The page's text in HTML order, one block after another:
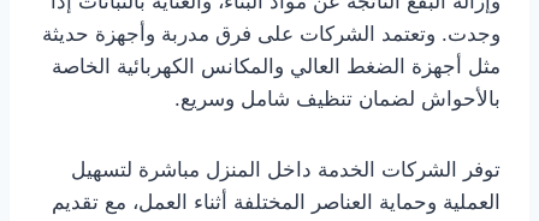
وجدت. وتعتمد الشركات على فرق مدربة وأجهزة حديثة
مثل أجهزة الضغط العالي والمكانس الكهربائية الخاصة
بالأحواش لضمان تنظيف شامل وسريع.
توفر الشركات الخدمة داخل المنزل مباشرة لتسهيل
العملية وحماية العناصر المختلفة أثناء العمل، مع تقديم